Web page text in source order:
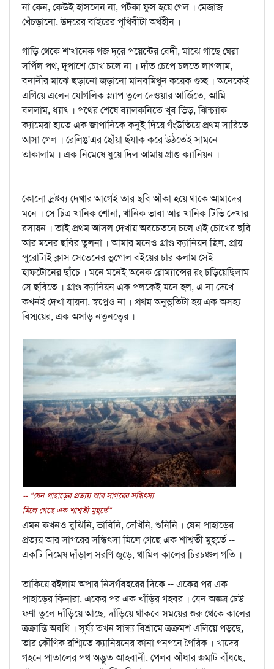
না কেন, কেউই হাসলেন না, পটকা ফুস হয়ে গেল । মেজাজ
খেঁচড়ানো, উদরের বাইরের পৃথিবীটা অর্থহীন ।
গাড়ি থেকে শ'খানেক গজ দূরে পয়েন্টের বেদী, মাঝে গাছে ঘেরা
সর্পিল পথ, দুপাশে চোখ চলে না । দাঁত চেপে চলতে লাগলাম,
বনানীর মাঝে ছড়ানো জড়ানো মানবমিথুন কয়েক গুচ্ছ । অনেকেই
এগিয়ে এলেন যৌগলিক স্ন্যাপ তুলে দেওয়ার আর্জিতে, আমি
বললাম, ধ্যাৎ । পথের শেষে ব্যালকনিতে খুব ভিড়, ঝিন্চ্যাক
ক্যামেরা হাতে এক জাপানিকে কনুই দিয়ে গঁংউতিয়ে প্রথম সারিতে
আসা গেল । রেলিঙ'এর ছোঁয়া ছঁযাক করে উঠতেই সামনে
তাকালাম । এক নিমেষে ধুয়ে দিল আমায় গ্রাণ্ড ক্যানিয়ন ।
কোনো দ্রষ্টব্য দেখার আগেই তার ছবি আঁকা হয়ে থাকে আমাদের
মনে । সে চিত্র খানিক শোনা, খানিক ভাবা আর খানিক টিভি দেখার
রসায়ন । তাই প্রথম আসল দেখায় অবচেতনে চলে এই চোখের ছবি
আর মনের ছবির তুলনা । আমার মনেও গ্রাণ্ড ক্যানিয়ন ছিল, প্রায়
পুরোটাই ক্লাস সেভেনের ভূগোল বইয়ের চার কলাম সেই
হাফটোনের ছাঁচে । মনে মনেই অনেক রোম্যান্সের রং চড়িয়েছিলাম
সে ছবিতে । গ্রাণ্ড ক্যানিয়ন এক পলকেই মনে হল, এ না দেখে
কখনই দেখা যায়না, স্বপ্নেও না । প্রথম অনুভূতিটা হয় এক অসহ্য
বিস্ময়ের, এক অসাড় নতুনত্বের ।
-- "যেন পাহাড়ের প্রত্যয় আর সাগরের সন্ধিত্সা
মিলে গেছে এক শাশ্বতী মুহূর্তে"
এমন কখনও বুঝিনি, ভাবিনি, দেখিনি, শুনিনি । যেন পাহাড়ের
প্রত্যয় আর সাগরের সন্ধিত্সা মিলে গেছে এক শাশ্বতী মুহূর্তে --
একটি নিমেষ দাঁড়াল সরণি জুড়ে, থামিল কালের চিরচঞ্চল গতি ।
তাকিয়ে রইলাম অপার নিসর্গবহরের দিকে -- একের পর এক
পাহাড়ের কিনারা, একের পর এক খাঁড়ির গহবর । যেন অজস্র ঢেউ
ফণা তুলে দাঁড়িয়ে আছে, দাঁড়িয়ে থাকবে সময়ের শুরু থেকে কালের
ত্রক্রান্তি অবধি । সূর্য্য তখন সান্ধ্য বিশ্রামে ত্রক্রমশ এলিয়ে পড়ছে,
তার কৌণিক রশ্মিতে ক্যানিয়নের কানা গনগনে গৈরিক । খাদের
গহনে পাতালের পথ অদ্ভুত আহবানী, পেলব আঁধার জমাট বাঁধছে,